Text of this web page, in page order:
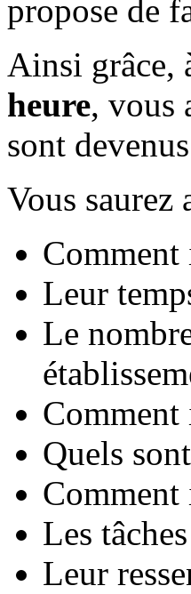
propose de
Ainsi grâce,
heure, vous
sont
Vous saurez
Leur
Le
Comment
Quels
Comment
Les
Leur